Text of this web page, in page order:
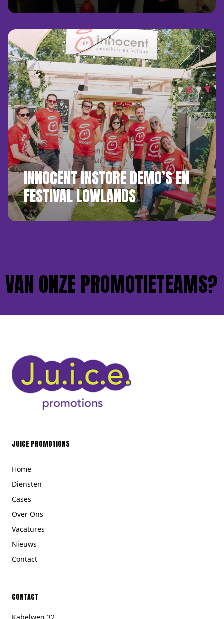
INNOCENT INSTORE DEMO’S EN
FESTIVAL LOWLANDS
ONZE PROMOTIETEAMS?
JUICE PROMOTIONS
Home
Diensten
Cases
Over Ons
Vacatures
Nieuws
Contact
CONTACT